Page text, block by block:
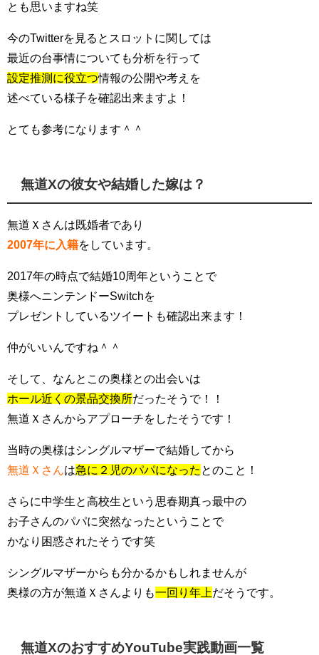
とも思いますね笑
今のTwitterを見るとスロットに関しては
最近の台事情についても分析を行って
設定推測に役立つ情報の公開や考えを
述べている様子を確認出来ますよ！
とても参考になります＾＾
無道Xの彼女や結婚した嫁は？
無道Ｘさんは既婚者であり
2007年に入籍をしています。
2017年の時点で結婚10周年ということで
奥様へニンテンドーSwitchを
プレゼントしているツイートも確認出来ます！
仲がいいんですね＾＾
そして、なんとこの奥様との出会いは
ホール近くの景品交換所だったそうで！！
無道Ｘさんからアプローチをしたそうです！
当時の奥様はシングルマザーで結婚してから
無道Ｘさん は急に２児のパパになった とのこと！
さらに中学生と高校生という思春期真っ最中の
お子さんのパパに突然なったということで
かなり困惑されたそうです笑
シングルマザーからも分かるかもしれませんが
奥様の方が無道Ｘさんよりも一回り年上だそうです。
無道XのおすすめYouTube実践動画一覧